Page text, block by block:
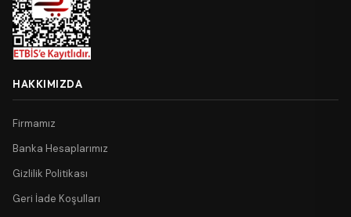
HAKKIMIZDA
Firmamız
Banka Hesaplarımız
Gizlilik Politikası
Geri İade Koşulları